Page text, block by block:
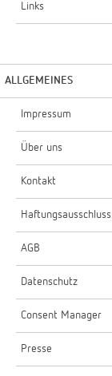
Links
ALLGEMEINES
Impressum
Über uns
Kontakt
Haftungsausschluss
AGB
Datenschutz
Consent Manager
Presse